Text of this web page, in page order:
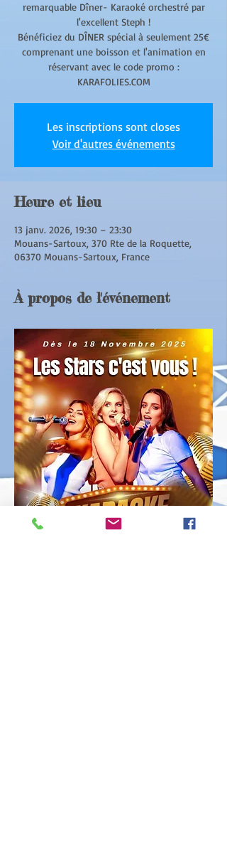
remarquable Dîner- Karaoké orchestré par
l'excellent Steph !
Bénéficiez du DÎNER spécial à seulement 25€
comprenant une boisson et l'animation en
réservant avec le code promo :
KARAFOLIES.COM
Les inscriptions sont closes
Voir d'autres événements
Heure et lieu
13 janv. 2026, 19:30 – 23:30
Mouans-Sartoux, 370 Rte de la Roquette,
06370 Mouans-Sartoux, France
À propos de l'événement